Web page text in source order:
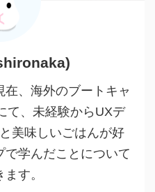
、海外のブートキャ
て、未経験からUXデ
美味しいごはんが好
で学んだことについて
す。